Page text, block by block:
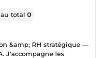
au total0
&amp; RH stratégique —
J'accompagne les